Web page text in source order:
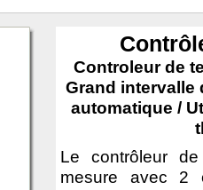
Controleur de
Grand intervalle
automatique /
Le contrôleur
mesure avec 2